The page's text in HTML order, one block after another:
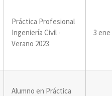
Práctica Profesional
Ingeniería Civil -
Verano 2023
3 ene
Alumno en Práctica